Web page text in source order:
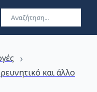
›
και άλλο